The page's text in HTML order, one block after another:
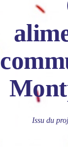
Issu du